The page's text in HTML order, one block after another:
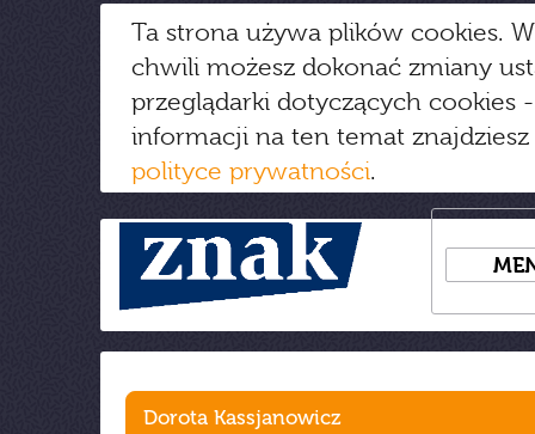
Ta strona używa plików cookies.
chwili możesz dokonać zmiany
przeglądarki dotyczących cookies
informacji na ten temat
polityce prywatności.
Dorota Kassjanowicz